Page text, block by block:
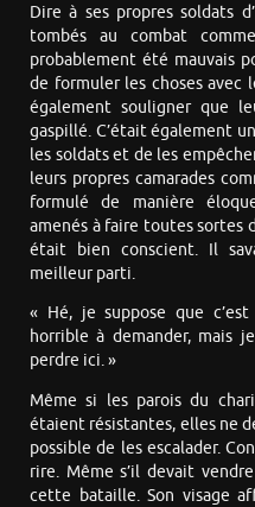
Dire à ses propres soldats
tombés au combat
probablement été mauvais
de formuler les choses
également souligner que
gaspillé. C’était également
les soldats et de les
leurs propres camarades
formulé de manière
amenés à faire toutes sortes
était bien conscient. Il
meilleur parti.
« Hé, je suppose que
horrible à demander, mais
perdre ici. »
Même si les parois du
étaient résistantes, elles ne
possible de les escalader.
rire. Même s’il devait
cette bataille. Son visage